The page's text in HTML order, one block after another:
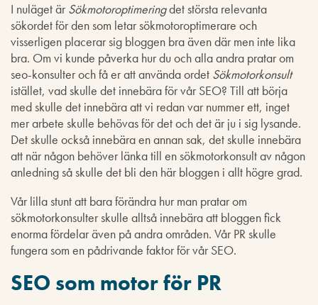
I nuläget är Sökmotoroptimeringdet största relevanta
sökordet för den som letar sökmotoroptimerare och
visserligen placerar sig bloggen bra även där men inte lika
bra. Om vi kunde påverka hur du och alla andra pratar om
seo-konsulter och få er att använda ordet Sökmotorkonsult
istället, vad skulle det innebära för vår SEO? Till att börja
med skulle det innebära att vi redan var nummer ett, inget
mer arbete skulle behövas för det och det är ju i sig lysande.
Det skulle också innebära en annan sak, det skulle innebära
att när någon behöver länka till en sökmotorkonsult av någon
anledning så skulle det bli den här bloggen i allt högre grad.
Vår lilla stunt att bara förändra hur man pratar om
sökmotorkonsulter skulle alltså innebära att bloggen fick
enorma fördelar även på andra områden. Vår PR skulle
fungera som en pådrivande faktor för vår SEO.
SEO som motor för PR